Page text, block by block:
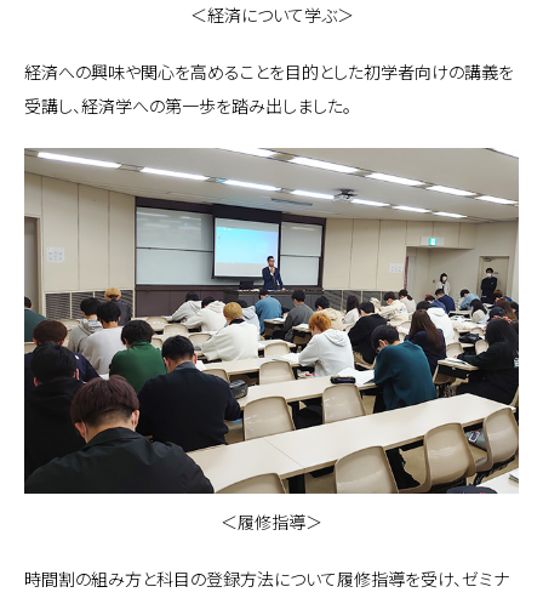
＜経済について学ぶ＞
経済への興味や関心を高めることを目的とした初学者向けの講義を
受講し、経済学への第一歩を踏み出しました。
＜履修指導＞
時間割の組み方と科目の登録方法について履修指導を受け、ゼミナ